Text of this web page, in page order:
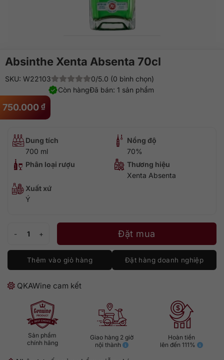
Absinthe Xenta Absenta 70cl
750.000 ₫
SKU: W22103
0/5.0 (0 bình chọn)
Đã bán: 1 sản phẩm
Còn hàng
Dung tích
700 ml
Nồng độ
70%
Phân loại rượu
Thương hiệu
Xenta Absenta
Xuất xứ
Ý
Absinthe Xenta Absenta 70cl số lượngĐặt mua
Thêm vào giỏ hàng Đặt hàng doanh nghiệp
QKAWine cam kết
Sản phẩm
chính hãng
Giao hàng 2 giờ
nội thành
Hoàn tiền
lên đến 111%